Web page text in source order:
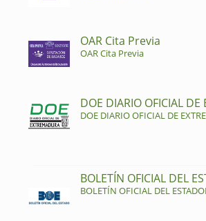
OAR Cita Previa
OAR Cita Previa
DOE DIARIO OFICIAL DE
DOE DIARIO OFICIAL DE
BOLETÍN OFICIAL DEL
BOLETÍN OFICIAL DEL